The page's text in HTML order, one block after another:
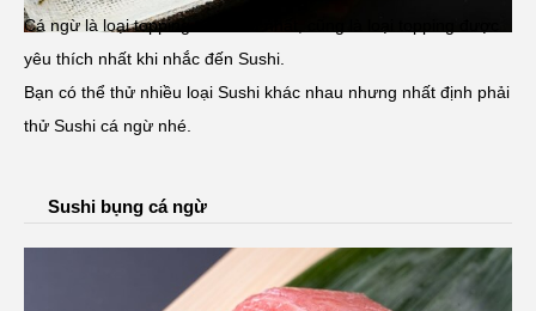
Cá ngừ là loại topping tiêu biểu nhất, cũng là loại topping được
yêu thích nhất khi nhắc đến Sushi.
Bạn có thể thử nhiều loại Sushi khác nhau nhưng nhất định phải
thử Sushi cá ngừ nhé.
Sushi bụng cá ngừ